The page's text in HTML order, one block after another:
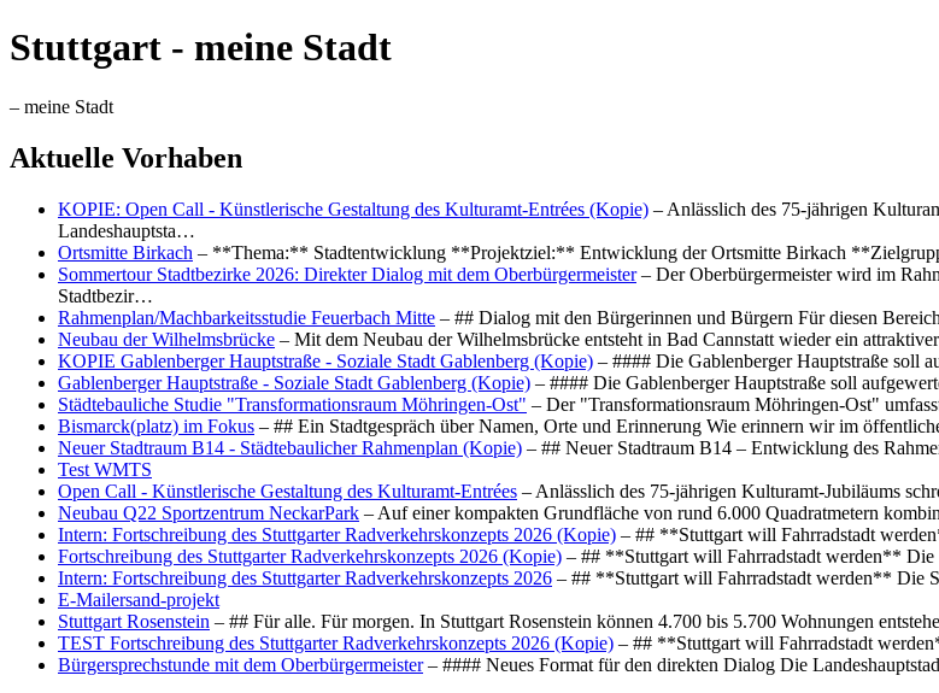
Stuttgart - meine Stadt
– meine Stadt
Aktuelle Vorhaben
KOPIE: Open Call - Künstlerische Gestaltung des Kulturamt-Entrées (Kopie) – Anlässlich des 75-jährigen
Landeshauptsta…
Ortsmitte Birkach – **Thema:** Stadtentwicklung **Projektziel:** Entwicklung der Ortsmitte Birkach
Sommertour Stadtbezirke 2026: Direkter Dialog mit dem Oberbürgermeister– Der Oberbürgermeister wird im
Stadtbezir…
Rahmenplan/Machbarkeitsstudie Feuerbach Mitte – ## Dialog mit den Bürgerinnen und Bürgern Für diesen
Neubau der Wilhelmsbrücke – Mit dem Neubau der Wilhelmsbrücke entsteht in Bad Cannstatt wieder ein
KOPIE Gablenberger Hauptstraße - Soziale Stadt Gablenberg (Kopie) – #### Die Gablenberger Hauptstraße soll
Gablenberger Hauptstraße - Soziale Stadt Gablenberg (Kopie) – #### Die Gablenberger Hauptstraße soll
Städtebauliche Studie "Transformationsraum Möhringen-Ost" – Der "Transformationsraum Möhringen-Ost"
Bismarck(platz) im Fokus – ## Ein Stadtgespräch über Namen, Orte und Erinnerung Wie erinnern wir im
Neuer Stadtraum B14 - Städtebaulicher Rahmenplan (Kopie) – ## Neuer Stadtraum B14 – Entwicklung des
Test WMTS
Open Call - Künstlerische Gestaltung des Kulturamt-Entrées – Anlässlich des 75-jährigen Kulturamt-Jubiläums
Neubau Q22 Sportzentrum NeckarPark – Auf einer kompakten Grundfläche von rund 6.000 Quadratmetern
Intern: Fortschreibung des Stuttgarter Radverkehrskonzepts 2026 (Kopie) – ## **Stuttgart will Fahrradstadt
Fortschreibung des Stuttgarter Radverkehrskonzepts 2026 (Kopie) – ## **Stuttgart will Fahrradstadt werden** Die
Intern: Fortschreibung des Stuttgarter Radverkehrskonzepts 2026 – ## **Stuttgart will Fahrradstadt werden** Die
E-Mailersand-projekt
Stuttgart Rosenstein – ## Für alle. Für morgen. In Stuttgart Rosenstein können 4.700 bis 5.700 Wohnungen
TEST Fortschreibung des Stuttgarter Radverkehrskonzepts 2026 (Kopie) – ## **Stuttgart will Fahrradstadt
Bürgersprechstunde mit dem Oberbürgermeister– #### Neues Format für den direkten Dialog Die